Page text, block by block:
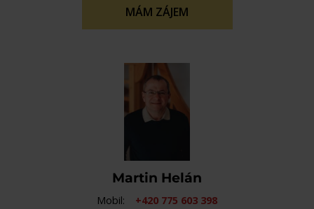
MÁM ZÁJEM
Martin Helán
Mobil:
+420 775 603 398